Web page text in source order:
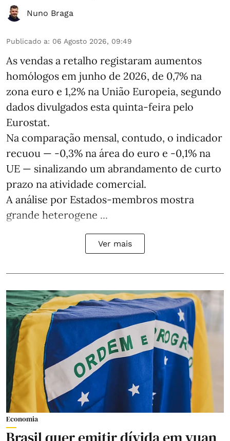
Nuno Braga
Publicado a: 06 Agosto 2026, 09:49
As vendas a retalho registaram aumentos
homólogos em junho de 2026, de 0,7% na
zona euro e 1,2% na União Europeia, segundo
dados divulgados esta quinta-feira pelo
Eurostat.
Na comparação mensal, contudo, o indicador
recuou — -0,3% na área do euro e -0,1% na
UE — sinalizando um abrandamento de curto
prazo na atividade comercial.
A análise por Estados‑membros mostra
grande heterogene ...
Ver mais
Economia